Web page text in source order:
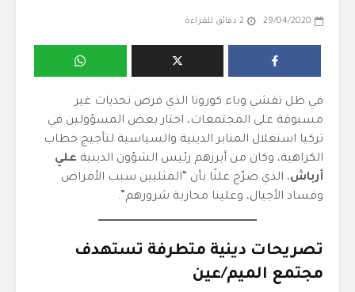
29/04/2020 2 دقائق للقراءة
في ظل تفشي وباء كورونا الذي فرض تحديات غير
مسبوقة على المجتمعات، اختار بعض المسؤولين في
تركيا استغلال المنابر الدينية والسياسية لتأجيج خطاب
الكراهية، وكان من أبرزهم رئيس الشؤون الدينية علي
أرباش، الذي صرّح علنًا بأن “المثليين سبب الأمراض
وفساد الأجيال، وعلينا محاربة شرورهم”.
تصريحات دينية متطرفة تستهدف
مجتمع الميم/عين